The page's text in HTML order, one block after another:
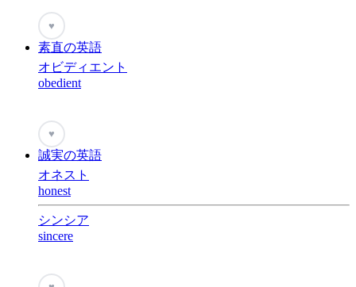
♥
素直の英語
オビディエント
obedient
♥
誠実の英語
オネスト
honest
シンシア
sincere